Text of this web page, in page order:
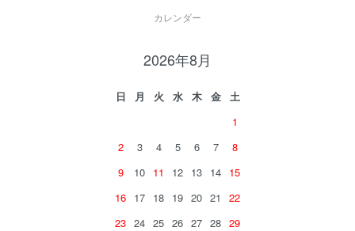
カレンダー
2026年8月
日 月 火 水 木 金
土
1
2
3 4 5 6 7
8
9
10 11 12 13 14 15
16 17 18 19 20 21
22
23 24 25 26 27 28 29